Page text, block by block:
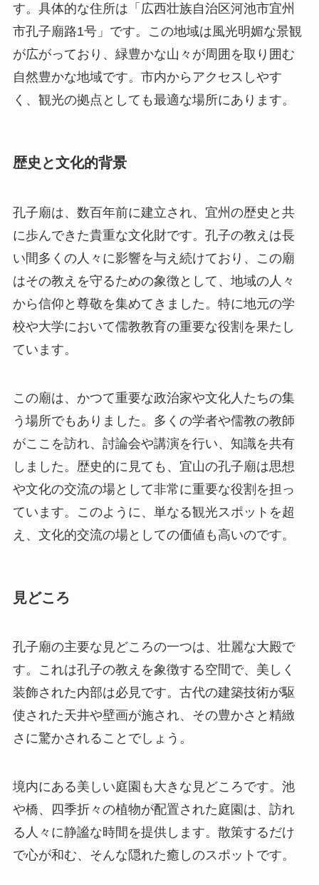
歴史と文化的背景
孔子廟は、数百年前に建立され、宜州の歴史と共
はその教えを守るための象徴として、地域の人々
校や大学において儒教教育の重要な役割を果たし
ています。
この廟は、かつて重要な政治家や文化人たちの集
う場所でもありました。多くの学者や儒教の教師
がここを訪れ、討論会や講演を行い、知識を共有
しました。歴史的に見ても、宜山の孔子廟は思想
ています。このように、単なる観光スポットを超
え、文化的交流の場としての価値も高いのです。
見どころ
孔子廟の主要な見どころの一つは、壮麗な大殿で
使された天井や壁画が施され、その豊かさと精緻
境内にある美しい庭園も大きな見どころです。池
や橋、四季折々の植物が配置された庭園は、訪れ
る人々に静謐な時間を提供します。散策するだけ
で心が和む、そんな隠れた癒しのスポットです。
アクセス
宜山の孔子廟へは、河池市の中心部からバスやタ